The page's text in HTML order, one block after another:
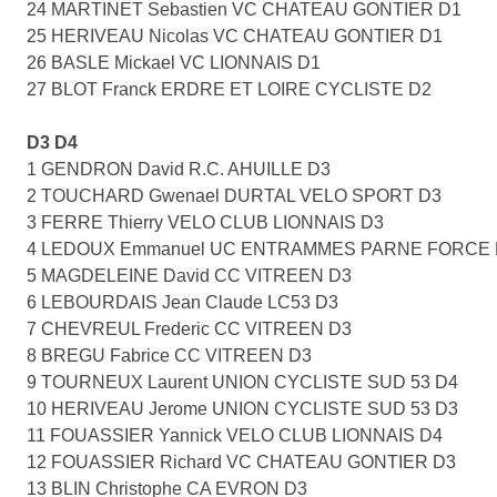
24 MARTINET Sebastien VC CHATEAU GONTIER D1
25 HERIVEAU Nicolas VC CHATEAU GONTIER D1
26 BASLE Mickael VC LIONNAIS D1
27 BLOT Franck ERDRE ET LOIRE CYCLISTE D2
D3 D4
1 GENDRON David R.C. AHUILLE D3
2 TOUCHARD Gwenael DURTAL VELO SPORT D3
3 FERRE Thierry VELO CLUB LIONNAIS D3
4 LEDOUX Emmanuel UC ENTRAMMES PARNE FORCE
5 MAGDELEINE David CC VITREEN D3
6 LEBOURDAIS Jean Claude LC53 D3
7 CHEVREUL Frederic CC VITREEN D3
8 BREGU Fabrice CC VITREEN D3
9 TOURNEUX Laurent UNION CYCLISTE SUD 53 D4
10 HERIVEAU Jerome UNION CYCLISTE SUD 53 D3
11 FOUASSIER Yannick VELO CLUB LIONNAIS D4
12 FOUASSIER Richard VC CHATEAU GONTIER D3
13 BLIN Christophe CA EVRON D3